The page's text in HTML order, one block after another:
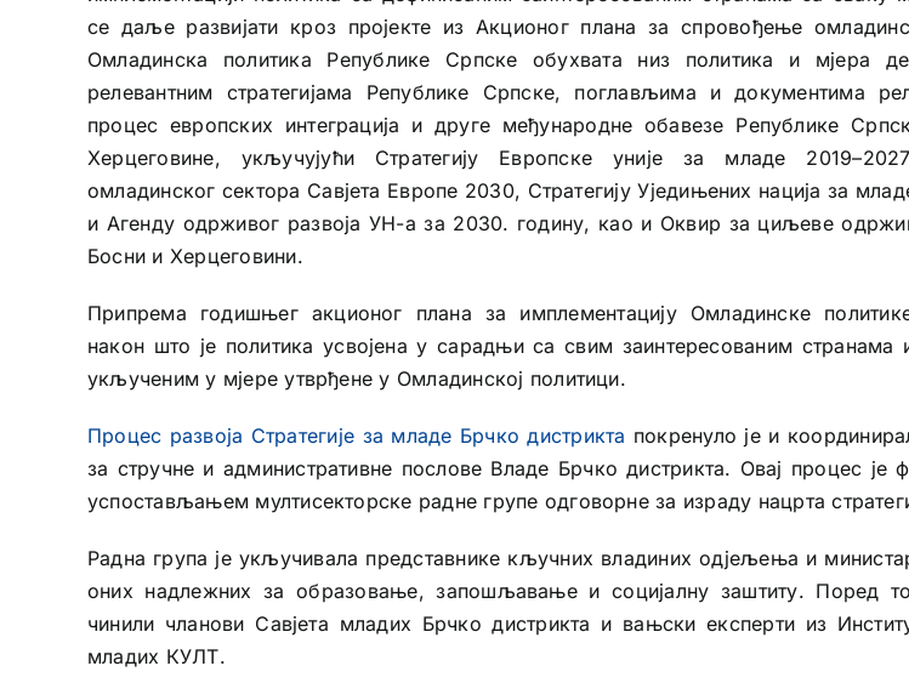
се даље развијати кроз пројекте из Акционог плана за спровођење
Омладинска политика Републике Српске обухвата низ политика и мјера
релевантним стратегијама Републике Српске, поглављима и документима
процес европских интеграција и друге међународне обавезе Републике
Херцеговине, укључујући Стратегију Европске уније за младе
омладинског сектора Савјета Европе 2030, Стратегију Уједињених нација за
и Агенду одрживог развоја УН-а за 2030. годину, као и Оквир за циљеве
Босни и Херцеговини.
Припрема годишњег акционог плана за имплементацију Омладинске
након што је политика усвојена у сарадњи са свим заинтересованим странама
укљученим у мјере утврђене у Омладинској политици.
Процес развоја Стратегије за младе Брчко дистрикта покренуло је и
за стручне и административне послове Владе Брчко дистрикта. Овај процес је
успостављањем мултисекторске радне групе одговорне за израду нацрта
Радна група је укључивала представнике кључних владиних одјељења и
оних надлежних за образовање, запошљавање и социјалну заштиту. Поред
чинили чланови Савјета младих Брчко дистрикта и вањски експерти из
младих КУЛТ.